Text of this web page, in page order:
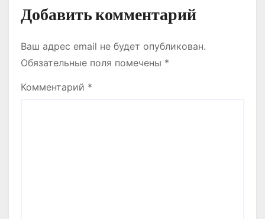
Добавить комментарий
Ваш адрес email не будет опубликован.
Обязательные поля помечены *
Комментарий *